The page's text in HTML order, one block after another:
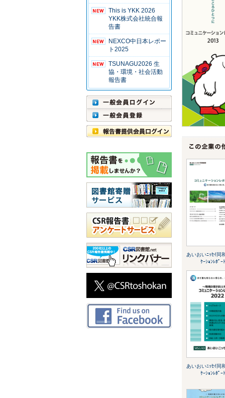
This is YKK 2026
YKK株式会社統合報
告書
NEXCO中日本レポー
ト2025
TSUNAGU2026 生
協・環境・社会活動
報告書
あいおいﾆｯｾｲ同
ｹｰｼｮﾝﾚﾎﾟ
あいおいﾆｯｾｲ同
ｹｰｼｮﾝﾚﾎﾟ